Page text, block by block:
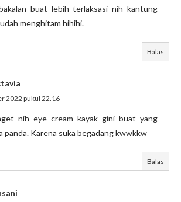
buat lebih terlaksasi nih kantung
menghitam hihihi.
Balas
2022 pukul 22.16
nih eye cream kayak gini buat yang
panda. Karena suka begadang kwwkkw
Balas